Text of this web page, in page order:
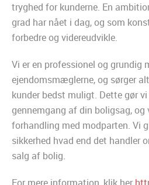
tryghed for kunderne. En
grad har nået i dag, og som
forbedre og videreudvikle.
Vi er en professionel og grundig
ejendomsmæglerne, og sørger
kunder bedst muligt. Dette gør
gennemgang af din boligsag,
forhandling med modparten. Vi
sikkerhed hvad end det handler
salg af bolig.